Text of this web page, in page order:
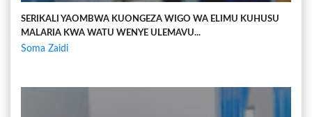
SERIKALI YAOMBWA KUONGEZA WIGO WA ELIMU KUHUSU
MALARIA KWA WATU WENYE ULEMAVU...
Soma Zaidi